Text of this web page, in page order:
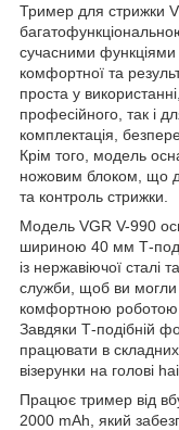
Тример для стрижки
сучасними функціями
комфортної та
проста у
професійного, так і
комплектація,
Крім того, модель
ножовим блоком, що
та контроль стрижки.
Модель VGR V-990
шириною 40 мм Т-
із нержавіючої сталі
служби, щоб ви
комфортною роботою.
Завдяки Т-подібній
працювати в
візерунки на голові
Працює тример від
2000 mAh, який